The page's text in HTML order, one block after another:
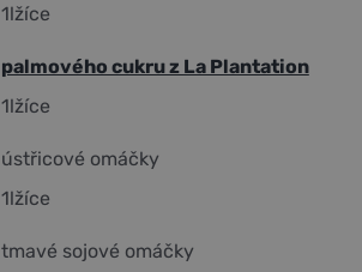
1lžíce
palmového cukru z La Plantation
1lžíce
ústřicové omáčky
1lžíce
tmavé sojové omáčky